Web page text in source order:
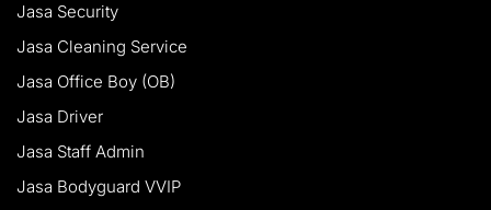
Jasa Security
Jasa Cleaning Service
Jasa Office Boy (OB)
Jasa Driver
Jasa Staff Admin
Jasa Bodyguard VVIP